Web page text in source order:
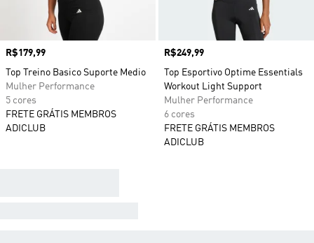
Preço
R$179,99
Top Treino Basico Suporte Medio
Mulher Performance
5 cores
FRETE GRÁTIS MEMBROS
ADICLUB
Preço
R$249,99
Top Esportivo Optime Essentials
Workout Light Support
Mulher Performance
6 cores
FRETE GRÁTIS MEMBROS
ADICLUB